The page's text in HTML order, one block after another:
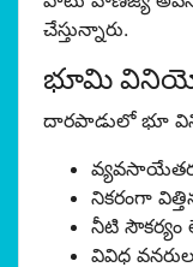
చేస్తున్నారు.
భూమి
దారపాడులో భూ
వ్యవసాయేతర
నికరంగా
నీటి సౌకర్యం
వివిధ